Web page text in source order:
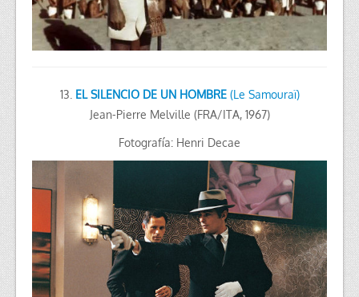
13. EL SILENCIO DE UN HOMBRE (Le Samouraï)
Jean-Pierre Melville (FRA/ITA, 1967)
Fotografía: Henri Decae